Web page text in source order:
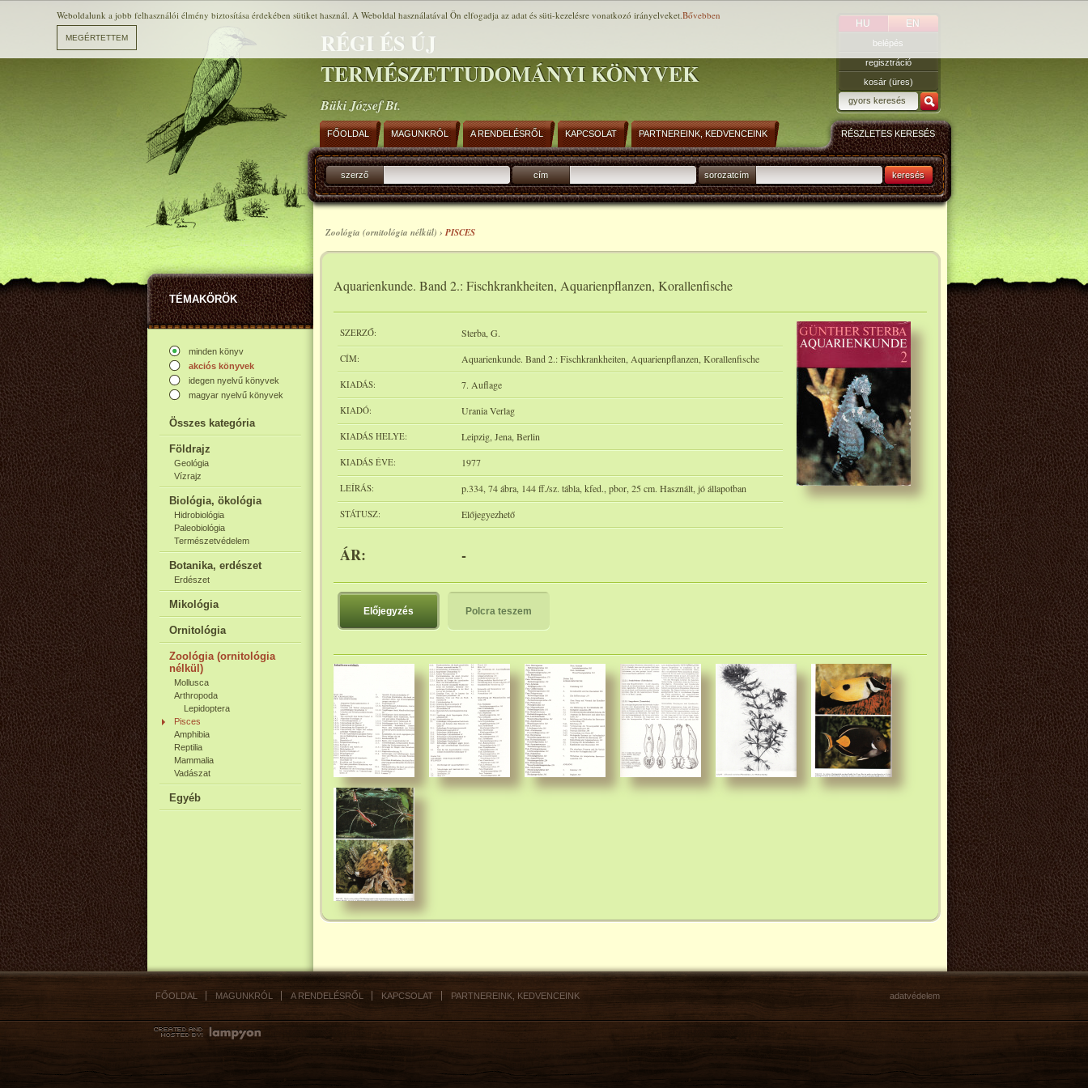
RÉGI ÉS ÚJ
TERMÉSZETTUDOMÁNYI KÖNYVEK
Büki József Bt.
HU EN
belépés
regisztráció
kosár (üres)
TÉMAKÖRÖK
minden könyv
akciós könyvek
idegen nyelvű könyvek
magyar nyelvű könyvek
Összes kategória
Földrajz
Geológia
Vízrajz
Biológia, ökológia
Hidrobiológia
Paleobiológia
Természetvédelem
Botanika, erdészet
Erdészet
Mikológia
Ornitológia
Zoológia (ornitológia
nélkül)
Mollusca
Arthropoda
Lepidoptera
Pisces
Amphibia
Reptilia
Mammalia
Vadászat
Egyéb
FŐOLDAL MAGUNKRÓL A RENDELÉSRŐL KAPCSOLAT PARTNEREINK, KEDVENCEINK RÉSZLETES KERESÉS
szerző cím sorozatcím keresés
Zoológia (ornitológia nélkül) › PISCES
Aquarienkunde. Band 2.: Fischkrankheiten, Aquarienpflanzen, Korallenfische
SZERZŐ: Sterba, G.
CÍM: Aquarienkunde. Band 2.: Fischkrankheiten, Aquarienpflanzen, Korallenfische
KIADÁS: 7. Auflage
KIADÓ: Urania Verlag
KIADÁS HELYE: Leipzig, Jena, Berlin
KIADÁS ÉVE: 1977
LEÍRÁS: p.334, 74 ábra, 144 ff./sz. tábla, kfed., pbor, 25 cm. Használt, jó állapotban
STÁTUSZ: Előjegyezhető
ÁR: -
Előjegyzés Polcra teszem
adatvédelem
FŐOLDAL MAGUNKRÓL A RENDELÉSRŐL KAPCSOLAT PARTNEREINK, KEDVENCEINK
Weboldalunk a jobb felhasználói élmény biztosítása érdekében sütiket használ. A Weboldal használatával Ön elfogadja az adat és süti-kezelésre vonatkozó irányelveket.Bővebben